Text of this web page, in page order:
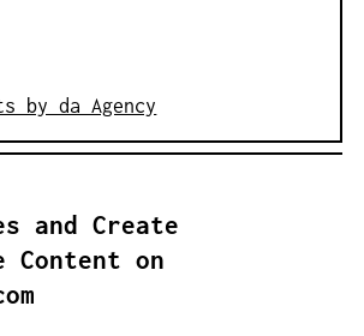
by da Agency
and Create
on